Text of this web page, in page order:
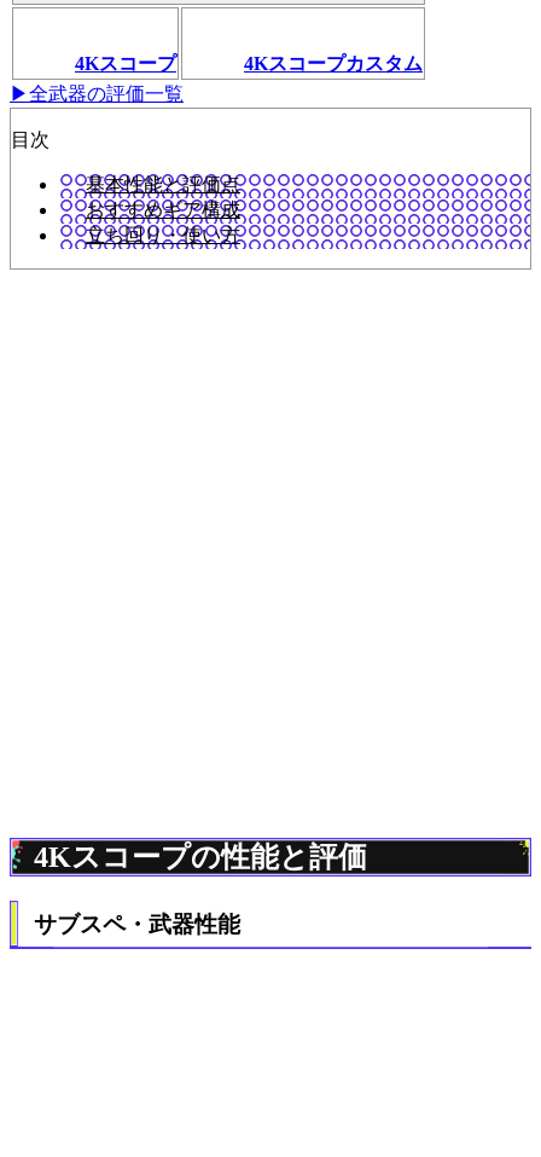
4Kスコープ
4Kスコープカスタム
▶全武器の評価一覧
目次
基本性能と評価点
おすすめギア構成
立ち回り・使い方
4Kスコープの性能と評価
サブスペ・武器性能